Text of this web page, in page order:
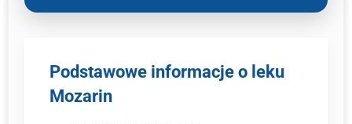
Podstawowe informacje o leku
Mozarin